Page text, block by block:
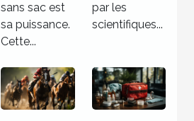
sans sac est
sa puissance.
Cette...
par les
scientifiques...